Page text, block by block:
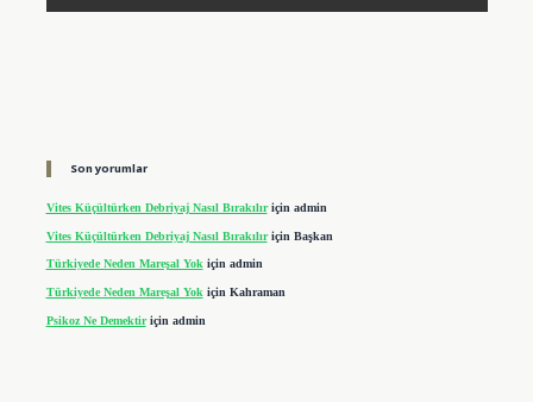
Son yorumlar
Vites Küçültürken Debriyaj Nasıl Bırakılıriçin admin
Vites Küçültürken Debriyaj Nasıl Bırakılıriçin Başkan
Türkiyede Neden Mareşal Yokiçin admin
Türkiyede Neden Mareşal Yok için Kahraman
Psikoz Ne Demektiriçin admin